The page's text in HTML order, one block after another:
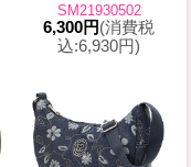
SM21930502
6,300円(消費税
込:6,930円)